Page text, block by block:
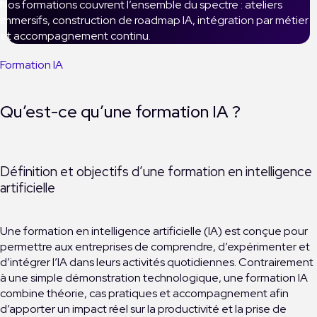
Nos formations couvrent l’ensemble du spectre : ateliers
immersifs, construction de roadmap IA, intégration par métier
et accompagnement continu.
Formation IA
Qu’est-ce qu’une formation IA ?
Définition et objectifs d’une formation en intelligence
artificielle
Une formation en intelligence artificielle (IA) est conçue pour
permettre aux entreprises de comprendre, d’expérimenter et
d’intégrer l’IA dans leurs activités quotidiennes. Contrairement
à une simple démonstration technologique, une formation IA
combine théorie, cas pratiques et accompagnement afin
d’apporter un impact réel sur la productivité et la prise de